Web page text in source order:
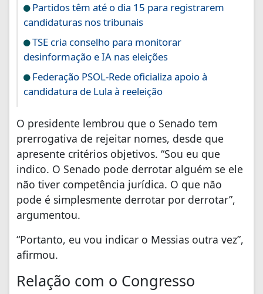
Partidos têm até o dia 15 para registrarem
candidaturas nos tribunais
TSE cria conselho para monitorar
desinformação e IA nas eleições
Federação PSOL-Rede oficializa apoio à
candidatura de Lula à reeleição
O presidente lembrou que o Senado tem
prerrogativa de rejeitar nomes, desde que
apresente critérios objetivos. “Sou eu que
indico. O Senado pode derrotar alguém se ele
não tiver competência jurídica. O que não
pode é simplesmente derrotar por derrotar”,
argumentou.
“Portanto, eu vou indicar o Messias outra vez”,
afirmou.
Relação com o Congresso